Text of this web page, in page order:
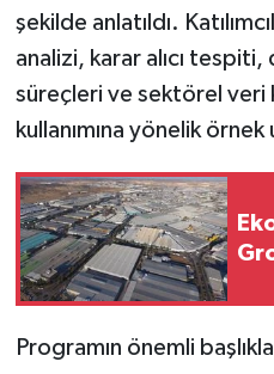
şekilde anlatıldı.
analizi, karar alıcı
süreçleri ve sektörel veri
kullanımına yönelik
Programın önemli